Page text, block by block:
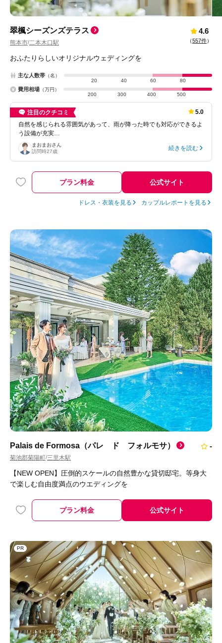
翠楓シーズンズテラス
熊本市/二本木口駅
4.6
（557件）
おふたりらしいオリジナルウェディングを
主な人数帯 （名）
20
40 60 80
費用相場 （万円）
200
300 400 500
注目のクチコミ
5.0
自然を感じられる雰囲気があって、雨が降った時でも対応ができるよ
う設備が充実…
まおまおさん
訪問時27歳 続きを読む
プラン料金 公式サイト
ドレス・衣装を見る カップルレポートを見る
Palais de Formosa（パレ ド フォルモサ）
菊池郡菊陽町/三里木駅
-
【NEW OPEN】圧倒的スケールの自然豊かな貸切邸宅。等身大
で楽しむ自由度満点のウエディングを
プラン料金 公式サイト
PR